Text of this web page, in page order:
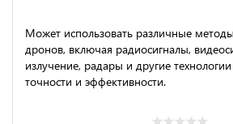
Может использовать различные
дронов, включая радиосигналы,
излучение, радары и другие
точности и эффективности.